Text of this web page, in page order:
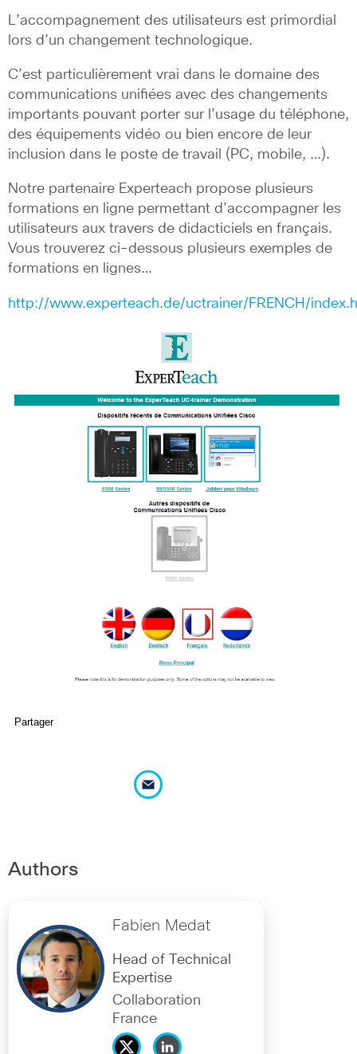
L’accompagnement des utilisateurs est primordial
lors d’un changement technologique.
C’est particulièrement vrai dans le domaine des
communications unifiées avec des changements
importants pouvant porter sur l’usage du téléphone,
des équipements vidéo ou bien encore de leur
inclusion dans le poste de travail (PC, mobile, …).
Notre partenaire Experteach propose plusieurs
formations en ligne permettant d’accompagner les
utilisateurs aux travers de didacticiels en français.
Vous trouverez ci-dessous plusieurs exemples de
formations en lignes…
http://www.experteach.de/uctrainer/FRENCH/
Partager
Authors
Fabien Medat
Head of Technical
Expertise
Collaboration
France